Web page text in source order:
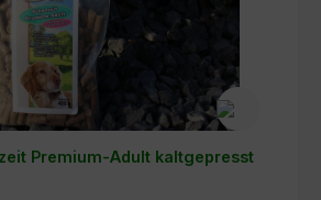
Premium-Adult kaltgepresst